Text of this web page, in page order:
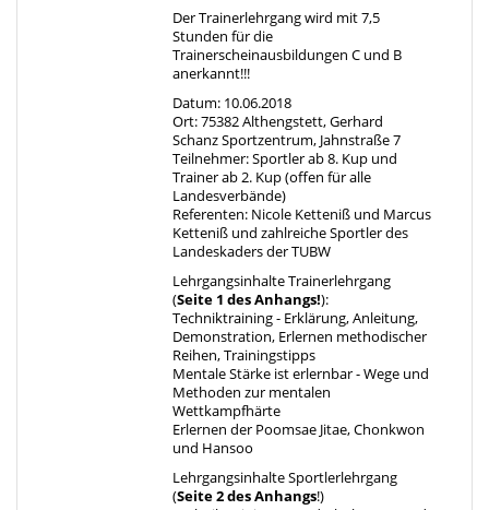
Der Trainerlehrgang wird mit 7,5
Stunden für die
Trainerscheinausbildungen C und B
anerkannt!!!
Datum: 10.06.2018
Ort: 75382 Althengstett, Gerhard
Schanz Sportzentrum, Jahnstraße 7
Teilnehmer: Sportler ab 8. Kup und
Trainer ab 2. Kup (offen für alle
Landesverbände)
Referenten: Nicole Ketteniß und Marcus
Ketteniß und zahlreiche Sportler des
Landeskaders der TUBW
Lehrgangsinhalte Trainerlehrgang
(Seite 1 des Anhangs!):
Techniktraining - Erklärung, Anleitung,
Demonstration, Erlernen methodischer
Reihen, Trainingstipps
Mentale Stärke ist erlernbar - Wege und
Methoden zur mentalen
Wettkampfhärte
Erlernen der Poomsae Jitae, Chonkwon
und Hansoo
Lehrgangsinhalte Sportlerlehrgang
(Seite 2 des Anhangs!)